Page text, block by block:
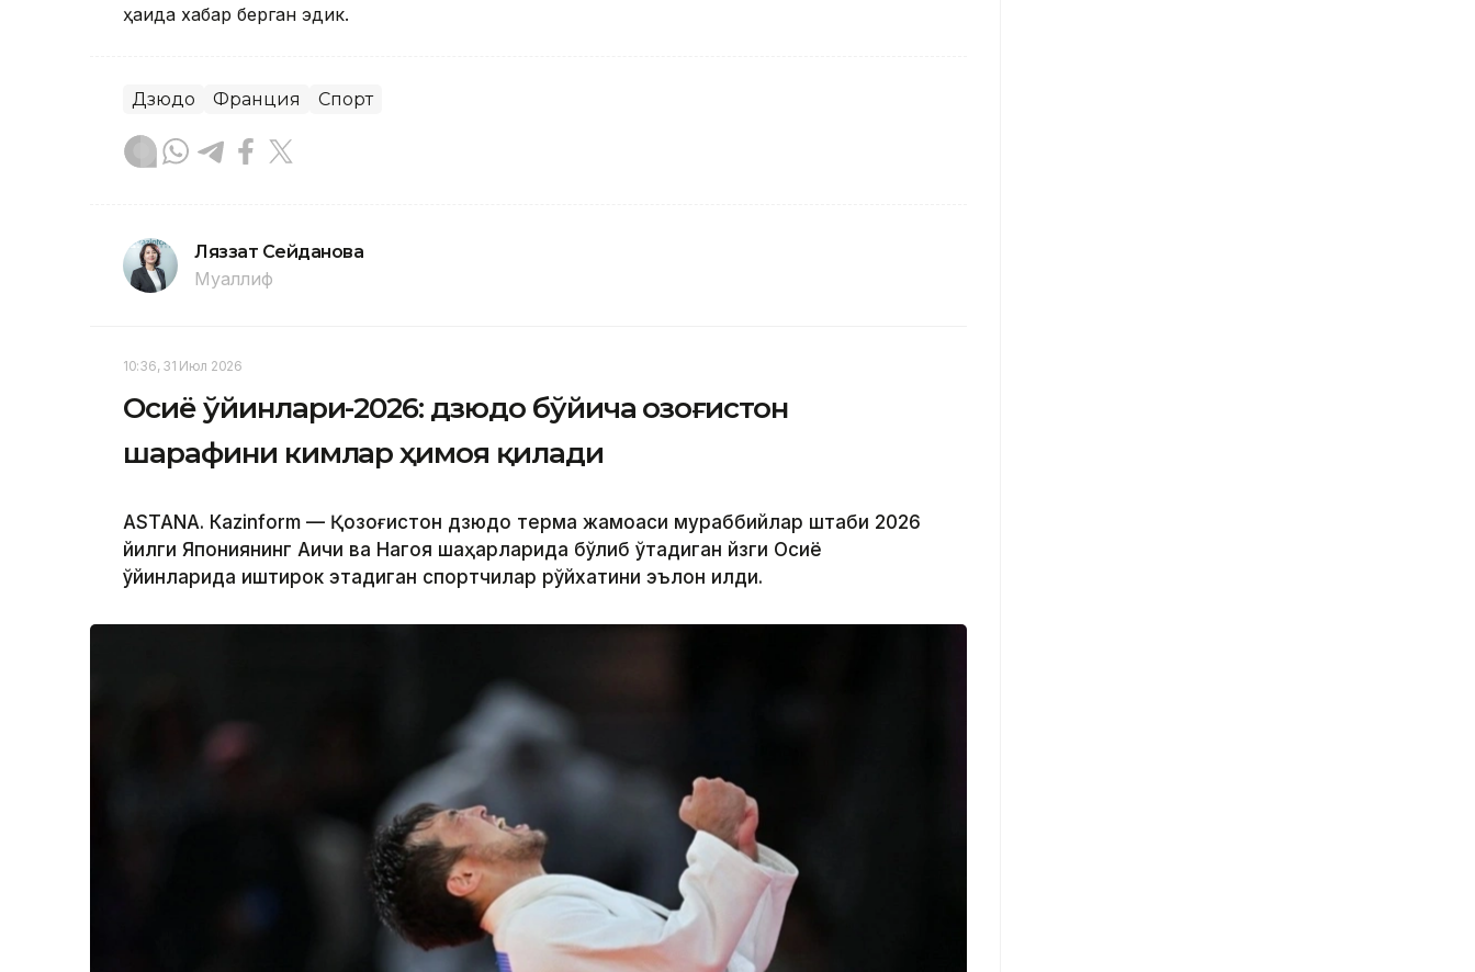
ҳақида хабар берган эдик.
Дзюдо Франция Спорт
Ляззат Сейданова
Муаллиф
10:36, 31 Июл 2026
Осиё ўйинлари-2026: дзюдо бўйича Қозоғистон
шарафини кимлар ҳимоя қилади
ASTANА. Кazinform — Қозоғистон дзюдо терма жамоаси мураббийлар штаби 2026
йилги Япониянинг Аичи ва Нагоя шаҳарларида бўлиб ўтадиган йзги Осиё
ўйинларида иштирок этадиган спортчилар рўйхатини эълон қилди.